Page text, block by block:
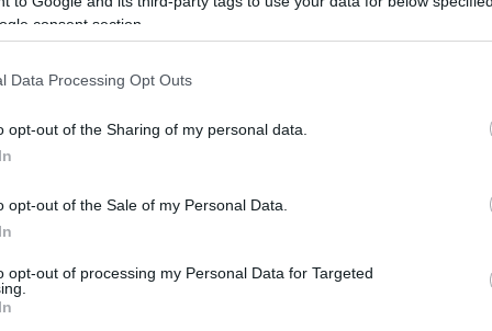
consent section.
Data Processing Opt Outs
opt-out of the Sharing of my personal data.
opt-out of the Sale of my Personal Data.
opt-out of processing my Personal Data for Targeted